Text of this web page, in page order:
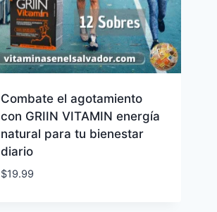
Combate el agotamiento
con GRIIN VITAMIN energía
natural para tu bienestar
diario
$19.99